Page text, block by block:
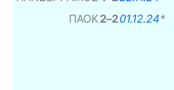
ΠΑΟΚ2–201.12.24*